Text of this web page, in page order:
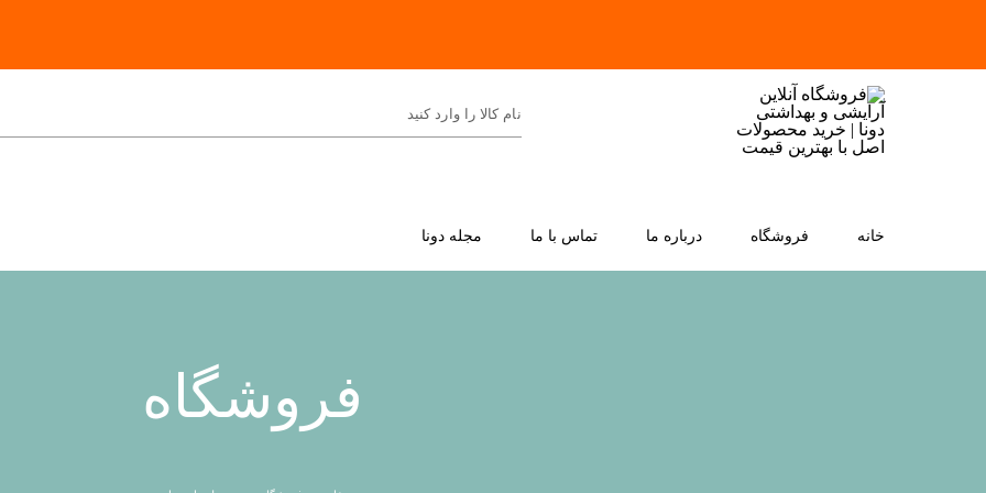
خانه فروشگاه درباره ما تماس با ما مجله دونا
فروشگاه